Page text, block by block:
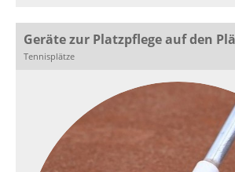
Geräte zur Platzpflege auf den
Tennisplätze